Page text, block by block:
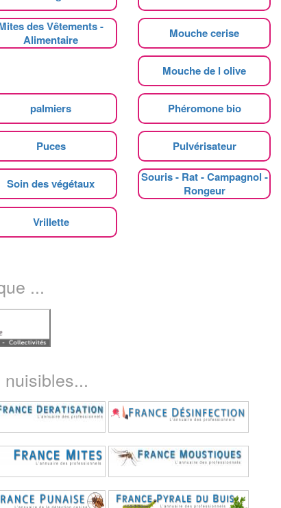
des Vêtements -
Alimentaire
Mouche cerise
Mouche de l olive
palmiers Phéromone bio
Puces Pulvérisateur
Soin des végétaux
Souris - Rat - Campagnol -
Rongeur
Vrillette
...